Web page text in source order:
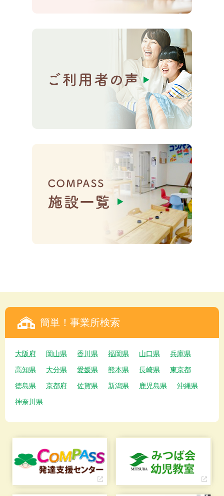
簡単！事業所検索
大阪府 岡山県 香川県 福岡県 山口県
兵庫県
高知県
大分県 愛媛県 熊本県 長崎県
東京都
徳島県
京都府 佐賀県 新潟県 鹿児島県
沖縄県
神奈川県